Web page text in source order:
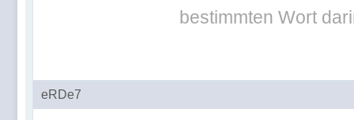
bestimmten Wort
eRDe7